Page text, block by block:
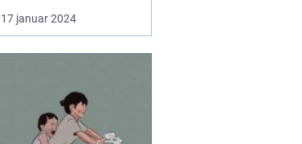
verden af "kvindernes
Tour de France". Dette er
professionelle
cykelryttere i verden. I
denne artikel vil vi
17 januar 2024